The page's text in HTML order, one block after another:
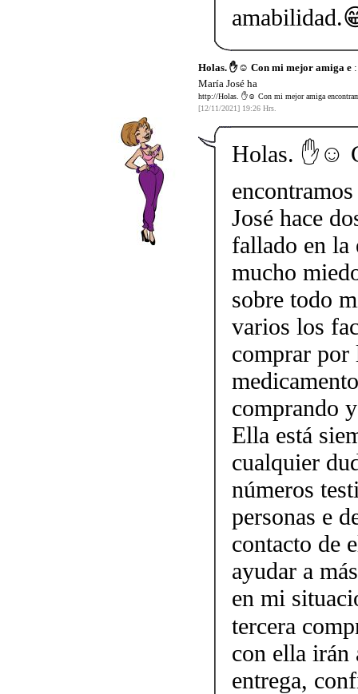
Holas. ✋☺️ Con mi mejor amiga e
María José ha
http://Holas. ✋☺️ Con mi mejor amiga
[12/11/2021] 19:26 Hrs.
Holas. ✋☺️
José hace
fallado en la
mucho
sobre todo
varios los
comprar por
comprando
Ella está
cualquier
números
personas e
contacto de
ayudar a
en mi
tercera
con ella irán
entrega,